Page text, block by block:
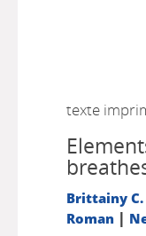
texte
Brittainy C.
Roman |